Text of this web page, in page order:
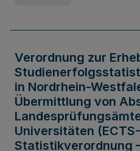
Verordnung zur
in Nordrhein-
Übermittlung von
Universitäten (ECTS-
Statistikverordnung